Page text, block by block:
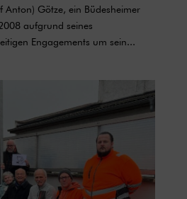
Anton) Götze, ein Büdesheimer
aufgrund seines
Engagements um sein...